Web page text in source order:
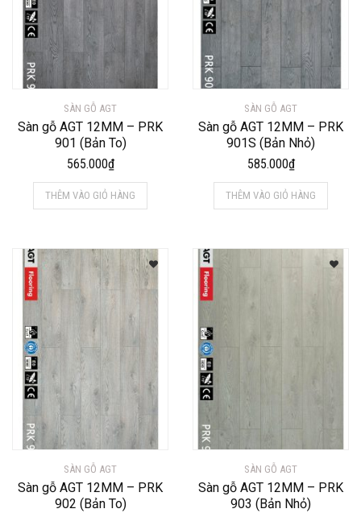
SÀN GỖ AGT
Sàn gỗ AGT 12MM – PRK
901 (Bản To)
565.000₫
THÊM VÀO GIỎ HÀNG
SÀN GỖ AGT
Sàn gỗ AGT 12MM – PRK
901S (Bản Nhỏ)
585.000₫
THÊM VÀO GIỎ HÀNG
SÀN GỖ AGT
Sàn gỗ AGT 12MM – PRK
902 (Bản To)
SÀN GỖ AGT
Sàn gỗ AGT 12MM – PRK
903 (Bản Nhỏ)